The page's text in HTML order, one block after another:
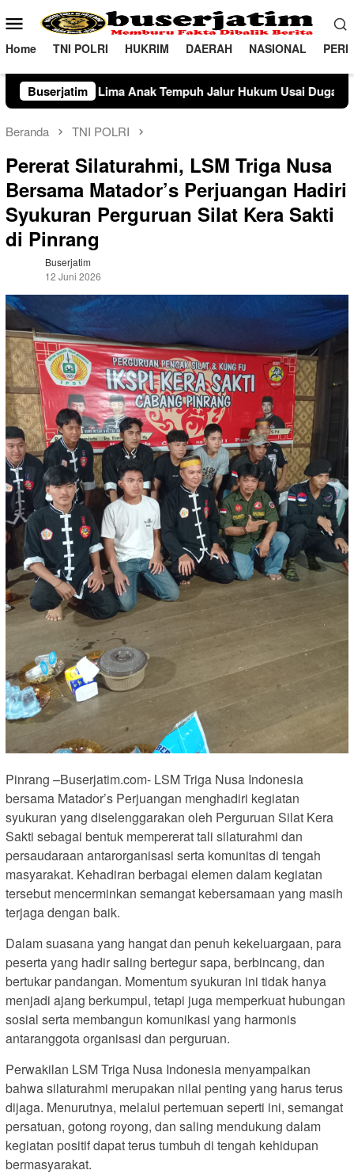
ke
konten
Menu
Mobile
Home TNI POLRI HUKRIM DAERAH NASIONAL
Buserjatim
Jalur Hukum Usai Dugaan Perselingkuhan Suami di
Beranda TNI POLRI
Pererat Silaturahmi, LSM Triga Nusa
Bersama Matador’s Perjuangan Hadiri
Syukuran Perguruan Silat Kera Sakti
di Pinrang
Buserjatim
12 Juni 2026
Pinrang –Buserjatim.com- LSM Triga Nusa Indonesia
bersama Matador’s Perjuangan menghadiri kegiatan
syukuran yang diselenggarakan oleh Perguruan Silat Kera
Sakti sebagai bentuk mempererat tali silaturahmi dan
persaudaraan antarorganisasi serta komunitas di tengah
masyarakat. Kehadiran berbagai elemen dalam kegiatan
tersebut mencerminkan semangat kebersamaan yang masih
terjaga dengan baik.
Dalam suasana yang hangat dan penuh kekeluargaan, para
peserta yang hadir saling bertegur sapa, berbincang, dan
bertukar pandangan. Momentum syukuran ini tidak hanya
menjadi ajang berkumpul, tetapi juga memperkuat hubungan
sosial serta membangun komunikasi yang harmonis
antaranggota organisasi dan perguruan.
Perwakilan LSM Triga Nusa Indonesia menyampaikan
bahwa silaturahmi merupakan nilai penting yang harus terus
dijaga. Menurutnya, melalui pertemuan seperti ini, semangat
persatuan, gotong royong, dan saling mendukung dalam
kegiatan positif dapat terus tumbuh di tengah kehidupan
bermasyarakat.